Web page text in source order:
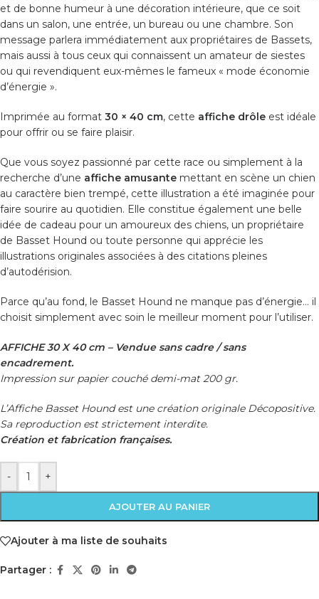
et de bonne humeur à une décoration intérieure, que ce soit
dans un salon, une entrée, un bureau ou une chambre. Son
message parlera immédiatement aux propriétaires de Bassets,
mais aussi à tous ceux qui connaissent un amateur de siestes
ou qui revendiquent eux-mêmes le fameux « mode économie
d’énergie ».
Imprimée au format 30 × 40 cm, cette affiche drôle est idéale
pour offrir ou se faire plaisir.
Que vous soyez passionné par cette race ou simplement à la
recherche d’une affiche amusante mettant en scène un chien
au caractère bien trempé, cette illustration a été imaginée pour
faire sourire au quotidien. Elle constitue également une belle
idée de cadeau pour un amoureux des chiens, un propriétaire
de Basset Hound ou toute personne qui apprécie les
illustrations originales associées à des citations pleines
d’autodérision.
Parce qu’au fond, le Basset Hound ne manque pas d’énergie… il
choisit simplement avec soin le meilleur moment pour l’utiliser.
AFFICHE 30 X 40 cm – Vendue sans cadre / sans
encadrement.
Impression sur papier couché demi-mat 200 gr.
L’Affiche Basset Hound est une création originale Décopositive.
Sa reproduction est strictement interdite.
Création et fabrication françaises.
- +
AJOUTER AU PANIER
Ajouter à ma liste de souhaits
Partager :